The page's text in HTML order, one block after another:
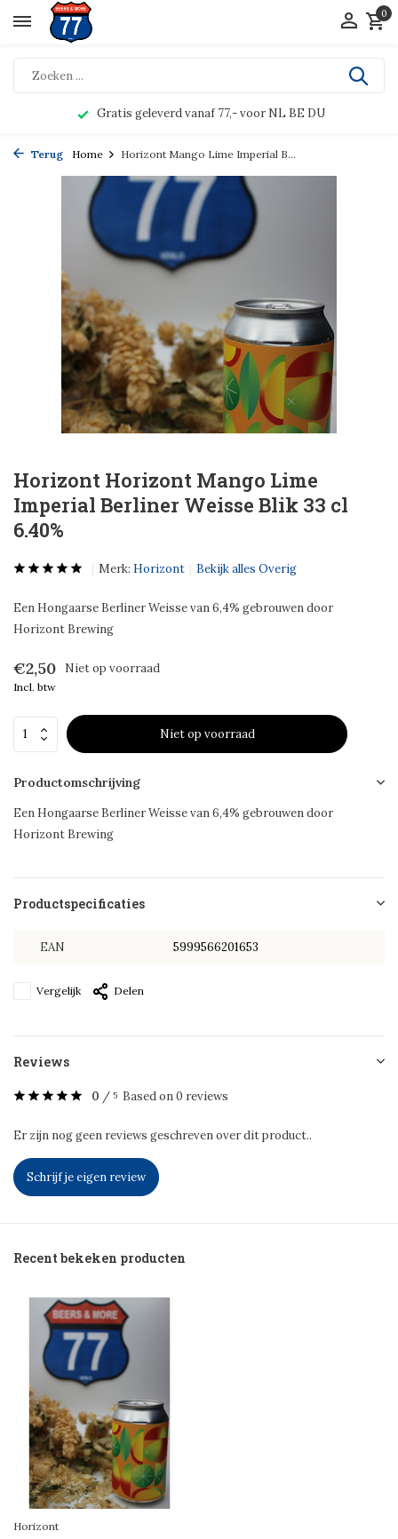
0
Gratis geleverd vanaf 77,- voor NL BE DU
Terug Home Horizont Mango Lime Imperial B...
Horizont Horizont Mango Lime
Imperial Berliner Weisse Blik 33 cl
6.40%
Merk: Horizont Bekijk alles Overig
Een Hongaarse Berliner Weisse van 6,4% gebrouwen door
Horizont Brewing
€2,50 Niet op voorraad
Incl. btw
Niet op voorraad
Productomschrijving
Een Hongaarse Berliner Weisse van 6,4% gebrouwen door
Horizont Brewing
Productspecificaties
EAN 5999566201653
Vergelijk Delen
Reviews
0 / 5 Based on 0 reviews
Er zijn nog geen reviews geschreven over dit product..
Schrijf je eigen review
Recent bekeken producten
Horizont